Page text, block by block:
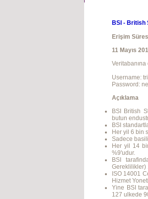
BSI - British
Erişim
11 Mayıs
Username:
Password:
Açıklama
BSI British
butun
BSI
Her yil 6 bin
Sadece
Her yil 14
%9'udur.
BSI
Gereklilikler)
ISO 14001
Hizmet
Yine BSI
127 ulkede